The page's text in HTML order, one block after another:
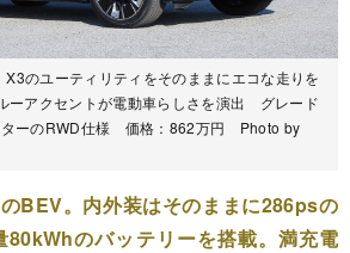
のユーティリティをそのままにエコな走りを
アクセントが電動車らしさを演出 グレード
ーのRWD仕様 価格：862万円 Photo by
BEV。内外装はそのままに286psの
80kWhのバッテリーを搭載。満充電